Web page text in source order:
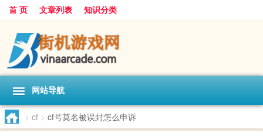
首 页 文章列表 知识分类
网站导航
> cf > cf号莫名被误封怎么申诉